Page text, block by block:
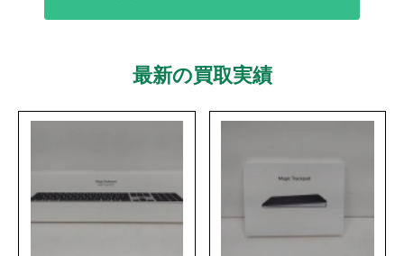
最新の買取実績